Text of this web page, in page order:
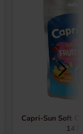
Capri-Sun Soft